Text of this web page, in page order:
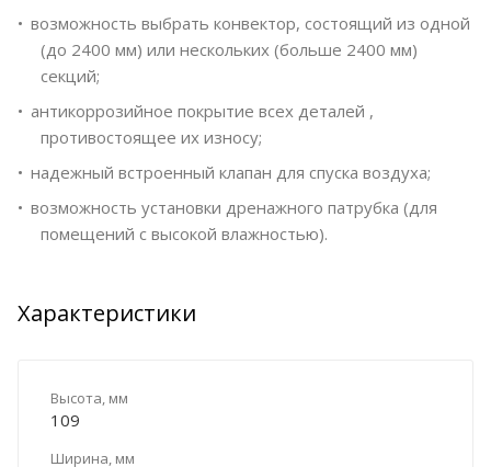
возможность выбрать конвектор, состоящий из одной
(до 2400 мм) или нескольких (больше 2400 мм)
секций;
антикоррозийное покрытие всех деталей ,
противостоящее их износу;
надежный встроенный клапан для спуска воздуха;
возможность установки дренажного патрубка (для
помещений с высокой влажностью).
Характеристики
Высота, мм
109
Ширина, мм